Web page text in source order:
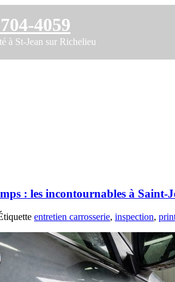
4059
à St-Jean sur Richelieu
: les incontournables à Saint-
entretien carrosserie, inspection,